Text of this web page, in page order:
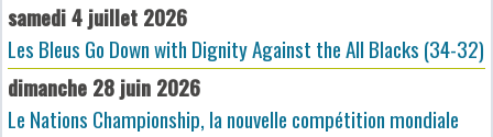
samedi 4 juillet 2026
Les Bleus Go Down with Dignity Against the All Blacks (34-32)
dimanche 28 juin 2026
Le Nations Championship, la nouvelle compétition mondiale